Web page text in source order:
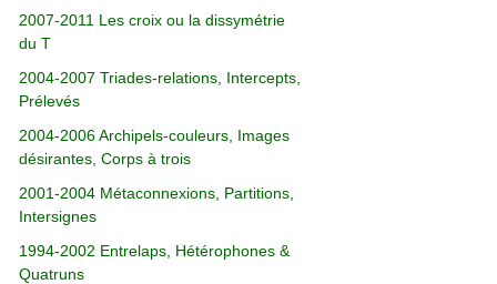
2007-2011 Les croix ou la dissymétrie
du T
2004-2007 Triades-relations, Intercepts,
Prélevés
2004-2006 Archipels-couleurs, Images
désirantes, Corps à trois
2001-2004 Métaconnexions, Partitions,
Intersignes
1994-2002 Entrelaps, Hétérophones &
Quatruns